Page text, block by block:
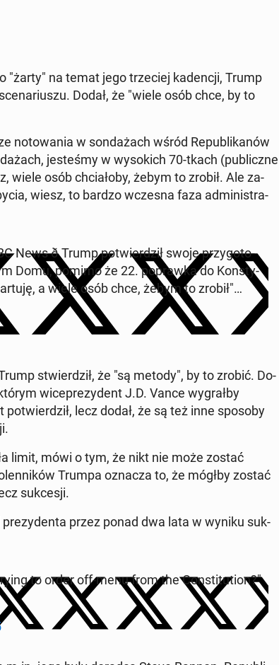
"żarty" na temat jego trze­ciej ka­den­cji, Trump
Dodał, że "wiele osób chce, by to
no­to­wa­nia w son­da­żach wśród Re­pu­bli­ka­nów
je­ste­śmy w wy­so­kich 70-tkach (pu­blicz­ne
wiele osób chcia­ło­by, żebym to zrobił. Ale za­
wiesz, to bardzo wczesna faza ad­mi­ni­stra­
ð Trump po­twier­dził swoje przy­go­to­
Domu, pomimo że 22. po­praw­ka do Kon­sty­
a wiele osób chce, żebym to zrobił"…
stwier­dził, że "są metody", by to zrobić. Do­
wi­ce­pre­zy­dent J.D. Vance wy­grał­by
lecz dodał, że są też inne sposoby
limit, mówi o tym, że nikt nie może zostać
Trumpa oznacza to, że mógłby zostać
suk­ce­sji.
pre­zy­den­ta przez ponad dwa lata w wyniku suk­
to order off-menu from the Con­sti­tu­tion?"